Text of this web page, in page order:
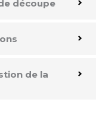
découpe
de la